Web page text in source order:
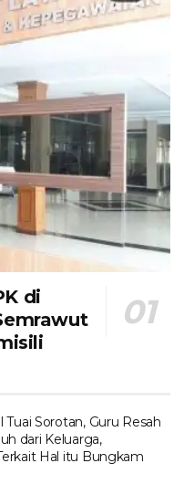
di
Tuai Sorotan, Guru Resah
dari Keluarga,
Hal itu Bungkam